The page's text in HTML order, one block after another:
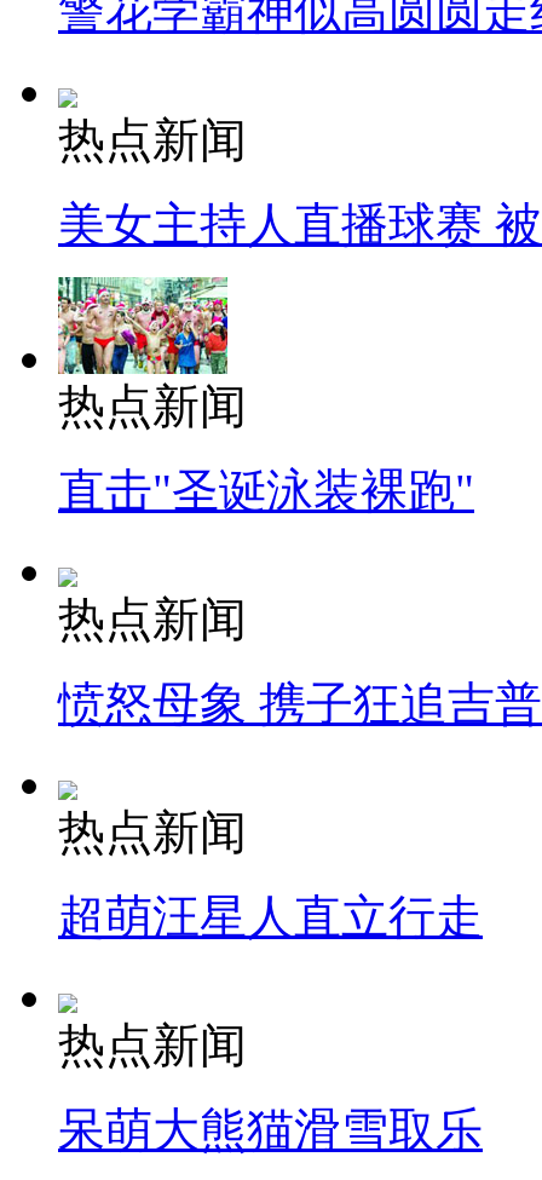
警花学霸神似高圆圆走
热点新闻
美女主持人直播球赛
热点新闻
直击"圣诞泳装裸跑"
热点新闻
愤怒母象 携子狂追吉
热点新闻
超萌汪星人直立行走
热点新闻
呆萌大熊猫滑雪取乐